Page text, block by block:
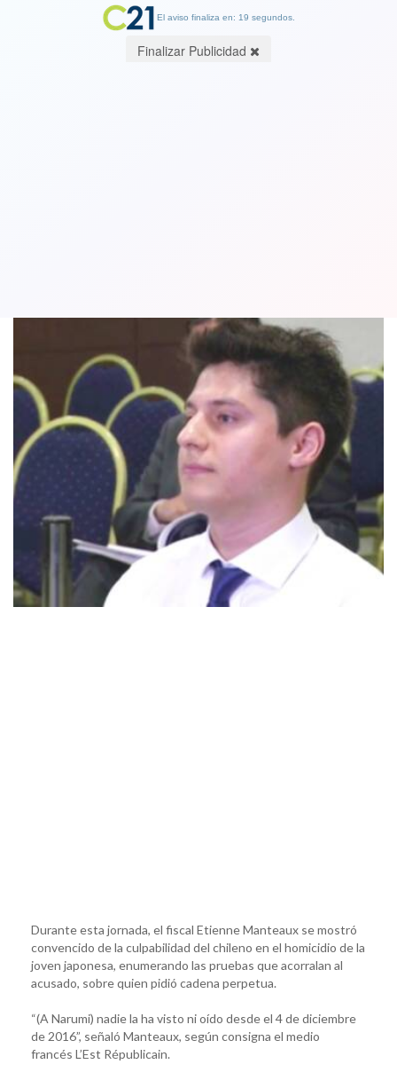
Durante esta jornada, el fiscal Etienne Manteaux se mostró
convencido de la culpabilidad del chileno en el homicidio de la
joven japonesa, enumerando las pruebas que acorralan al
acusado, sobre quien pidió cadena perpetua.
“(A Narumi) nadie la ha visto ni oído desde el 4 de diciembre
de 2016”, señaló Manteaux, según consigna el medio
francés L’Est Républicain.
El aviso finaliza en: 19 segundos.
Finalizar Publicidad